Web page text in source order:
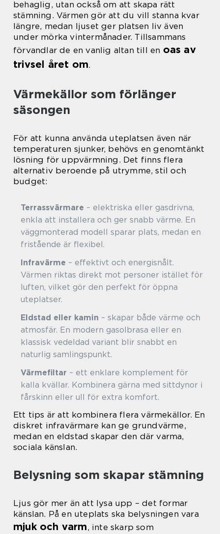
behaglig, utan också om att skapa rätt
stämning. Värmen gör att du vill stanna kvar
längre, medan ljuset ger platsen liv även
under mörka vintermånader. Tillsammans
förvandlar de en vanlig altan till en oas av
trivsel året om.
Värmekällor som förlänger
säsongen
För att kunna använda uteplatsen även när
temperaturen sjunker, behövs en genomtänkt
lösning för uppvärmning. Det finns flera
alternativ beroende på utrymme, stil och
budget:
Terrassvärmare – elektriska eller gasdrivna,
enkla att installera och ger snabb värme. En
väggmonterad modell sparar plats, medan en
fristående är flexibel.
Infravärme – effektivt och energisnålt.
Värmen riktas direkt mot personer istället för
luften, vilket gör den perfekt för öppna
uteplatser.
Eldstad eller kamin – skapar både värme och
atmosfär. En modern gasolbrasa eller en
klassisk vedeldad variant blir snabbt en
naturlig samlingspunkt.
Värmefiltar – ett enklare komplement för
kalla kvällar. Kombinera gärna med sittdynor i
fårskinn eller ull för extra komfort.
Ett tips är att kombinera flera värmekällor. En
diskret infravärmare kan ge grundvärme,
medan en eldstad skapar den där varma,
sociala känslan.
Belysning som skapar stämning
Ljus gör mer än att lysa upp – det formar
känslan. På en uteplats ska belysningen vara
mjuk och varm, inte skarp som